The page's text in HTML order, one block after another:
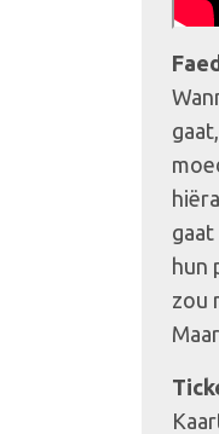
hun
zou